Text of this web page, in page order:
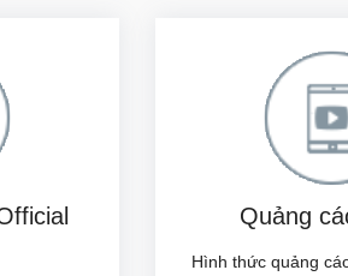
Quảng
Hình thức quảng